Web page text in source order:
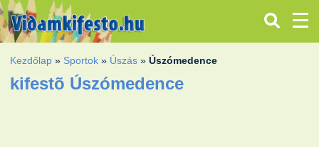
Kezdőlap » Sportok » Úszás »Úszómedence
kifestõ Úszómedence